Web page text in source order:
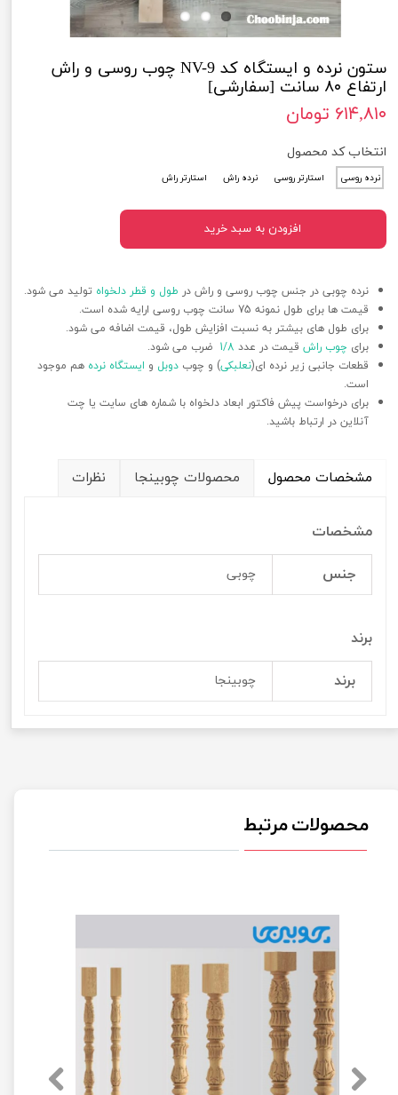
ستون نرده و ایستگاه کد NV-9 چوب روسی و راش
ارتفاع ۸۰ سانت [سفارشی]
۶۱۴,۸۱۰ تومان
نرده چوبی در جنس چوب روسی و راش در طول و قطر دلخواه تولید می شود.
قیمت ها برای طول نمونه 75 سانت چوب روسی ارایه شده است.
برای طول های بیشتر به نسبت افزایش طول، قیمت اضافه می شود.
برای چوب راش قیمت در عدد 1/8 ضرب می شود.
قطعات جانبی زیر نرده ای(نعلبکی) و چوب دوبل و ایستگاه نرده هم موجود
است.
برای درخواست پیش فاکتور ابعاد دلخواه با شماره های سایت یا چت
آنلاین در ارتباط باشید.
انتخاب کد محصول
نرده روسی استارتر روسی نرده راش استارتر راش
افزودن به سبد خرید
مشخصات محصول محصولات چوبینجا نظرات
مشخصات
جنس چوبی
برند
برند چوبینجا
محصولات مرتبط